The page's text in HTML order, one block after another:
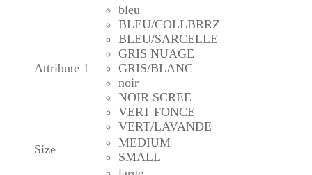
Attribute 1
bleu
BLEU/COLLBRRZ
BLEU/SARCELLE
GRIS NUAGE
GRIS/BLANC
noir
NOIR SCREE
VERT FONCE
VERT/LAVANDE
Size
MEDIUM
SMALL